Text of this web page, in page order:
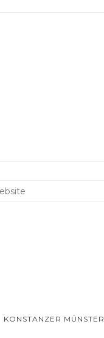
KONSTANZER MÜNSTER